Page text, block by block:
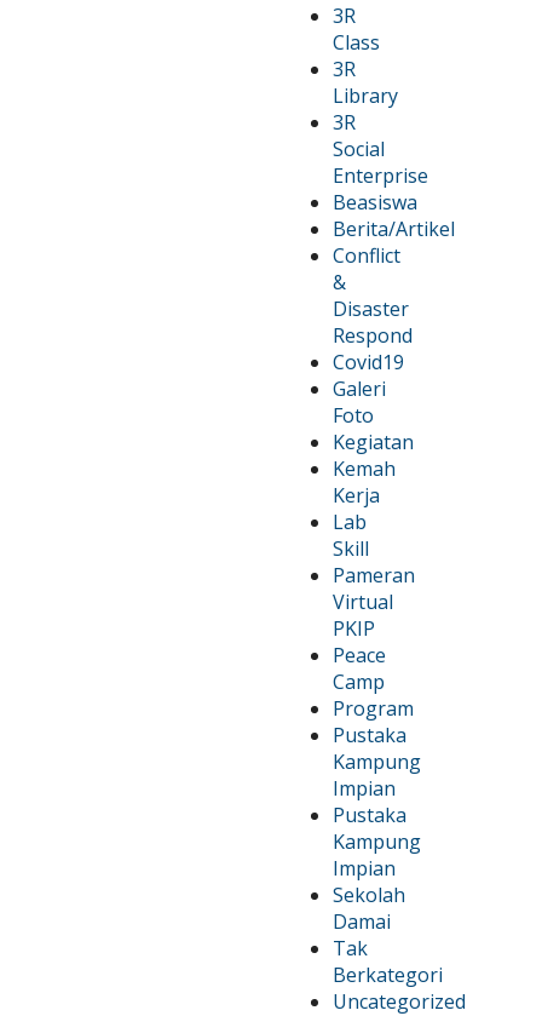
3R
Class
3R
Library
3R
Social
Enterprise
Beasiswa
Berita/Artikel
Conflict
&
Disaster
Respond
Covid19
Galeri
Foto
Kegiatan
Kemah
Kerja
Lab
Skill
Pameran
Virtual
PKIP
Peace
Camp
Program
Pustaka
Kampung
Impian
Pustaka
Kampung
Impian
Sekolah
Damai
Tak
Berkategori
Uncategorized